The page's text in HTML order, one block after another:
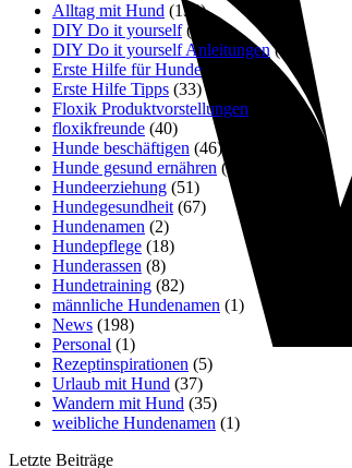
Alltag mit Hund (138)
DIY Do it yourself(13)
DIY Do it yourself Anleitungen(10)
Erste Hilfe für Hunde
Erste Hilfe Tipps (33)
Floxik Produktvorstellungen
floxikfreunde (40)
Hunde beschäftigen (46)
Hunde gesund ernähren (16)
Hundeerziehung (51)
Hundegesundheit (67)
Hundenamen (2)
Hundepflege (18)
Hunderassen (8)
Hundetraining (82)
männliche Hundenamen (1)
News (198)
Personal (1)
Rezeptinspirationen (5)
Urlaub mit Hund (37)
Wandern mit Hund (35)
weibliche Hundenamen (1)
Letzte Beiträge